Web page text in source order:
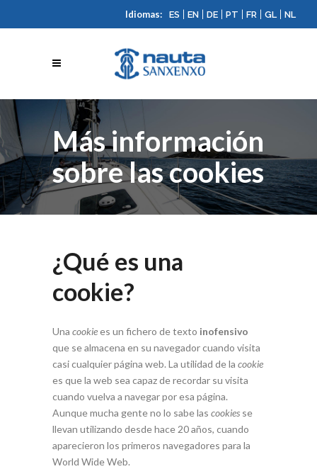
Idiomas: ES EN DE PT FR GL NL
Más información
sobre las cookies
¿Qué es una
cookie?
Una cookiees un fichero de texto inofensivo
que se almacena en su navegador cuando visita
casi cualquier página web. La utilidad de la cookie
es que la web sea capaz de recordar su visita
cuando vuelva a navegar por esa página.
Aunque mucha gente no lo sabe las cookies se
llevan utilizando desde hace 20 años, cuando
aparecieron los primeros navegadores para la
World Wide Web.